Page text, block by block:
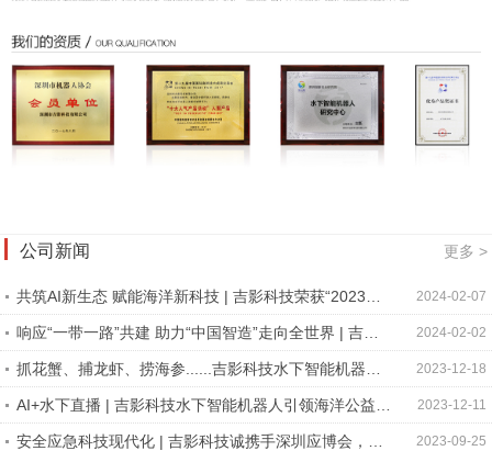
公司新闻 更多 >
共筑AI新生态 赋能海洋新科技 | 吉影科技荣获“2023年
度人工智能高质量发展行业创新活力奖”
2024-02-07
响应“一带一路”共建 助力“中国智造”走向全世界 | 吉影
科技精彩亮相美国-2024国际消费电子展CES！
2024-02-02
抓花蟹、捕龙虾、捞海参......吉影科技水下智能机器
人“入海寻鲜”
2023-12-18
AI+水下直播 | 吉影科技水下智能机器人引领海洋公益新
方式！！
2023-12-11
安全应急科技现代化 | 吉影科技诚携手深圳应博会，开
2023-09-25